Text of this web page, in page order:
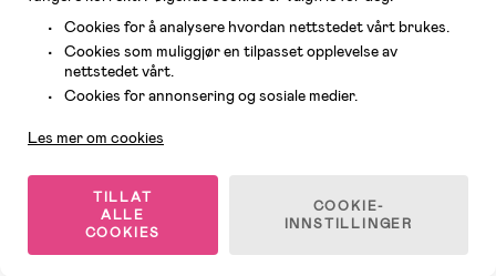
Cookies for å analysere hvordan nettstedet vårt brukes.
Cookies som muliggjør en tilpasset opplevelse av
nettstedet vårt.
Cookies for annonsering og sosiale medier.
Les mer om cookies
TILLAT
ALLE
COOKIES
COOKIE-
INNSTILLINGER